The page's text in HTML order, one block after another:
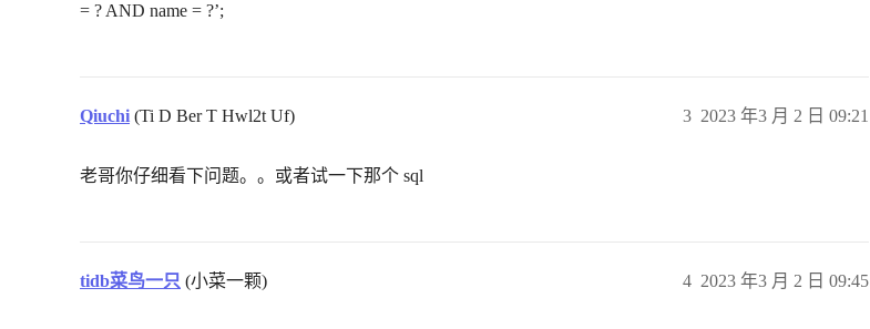
= ? AND name = ?’;
Qiuchi (Ti D Ber T Hwl2t Uf) 2023 年3 月 2 日 09:21
3
老哥你仔细看下问题。。或者试一下那个 sql
tidb菜鸟一只 (小菜一颗) 2023 年3 月 2 日 09:45
4